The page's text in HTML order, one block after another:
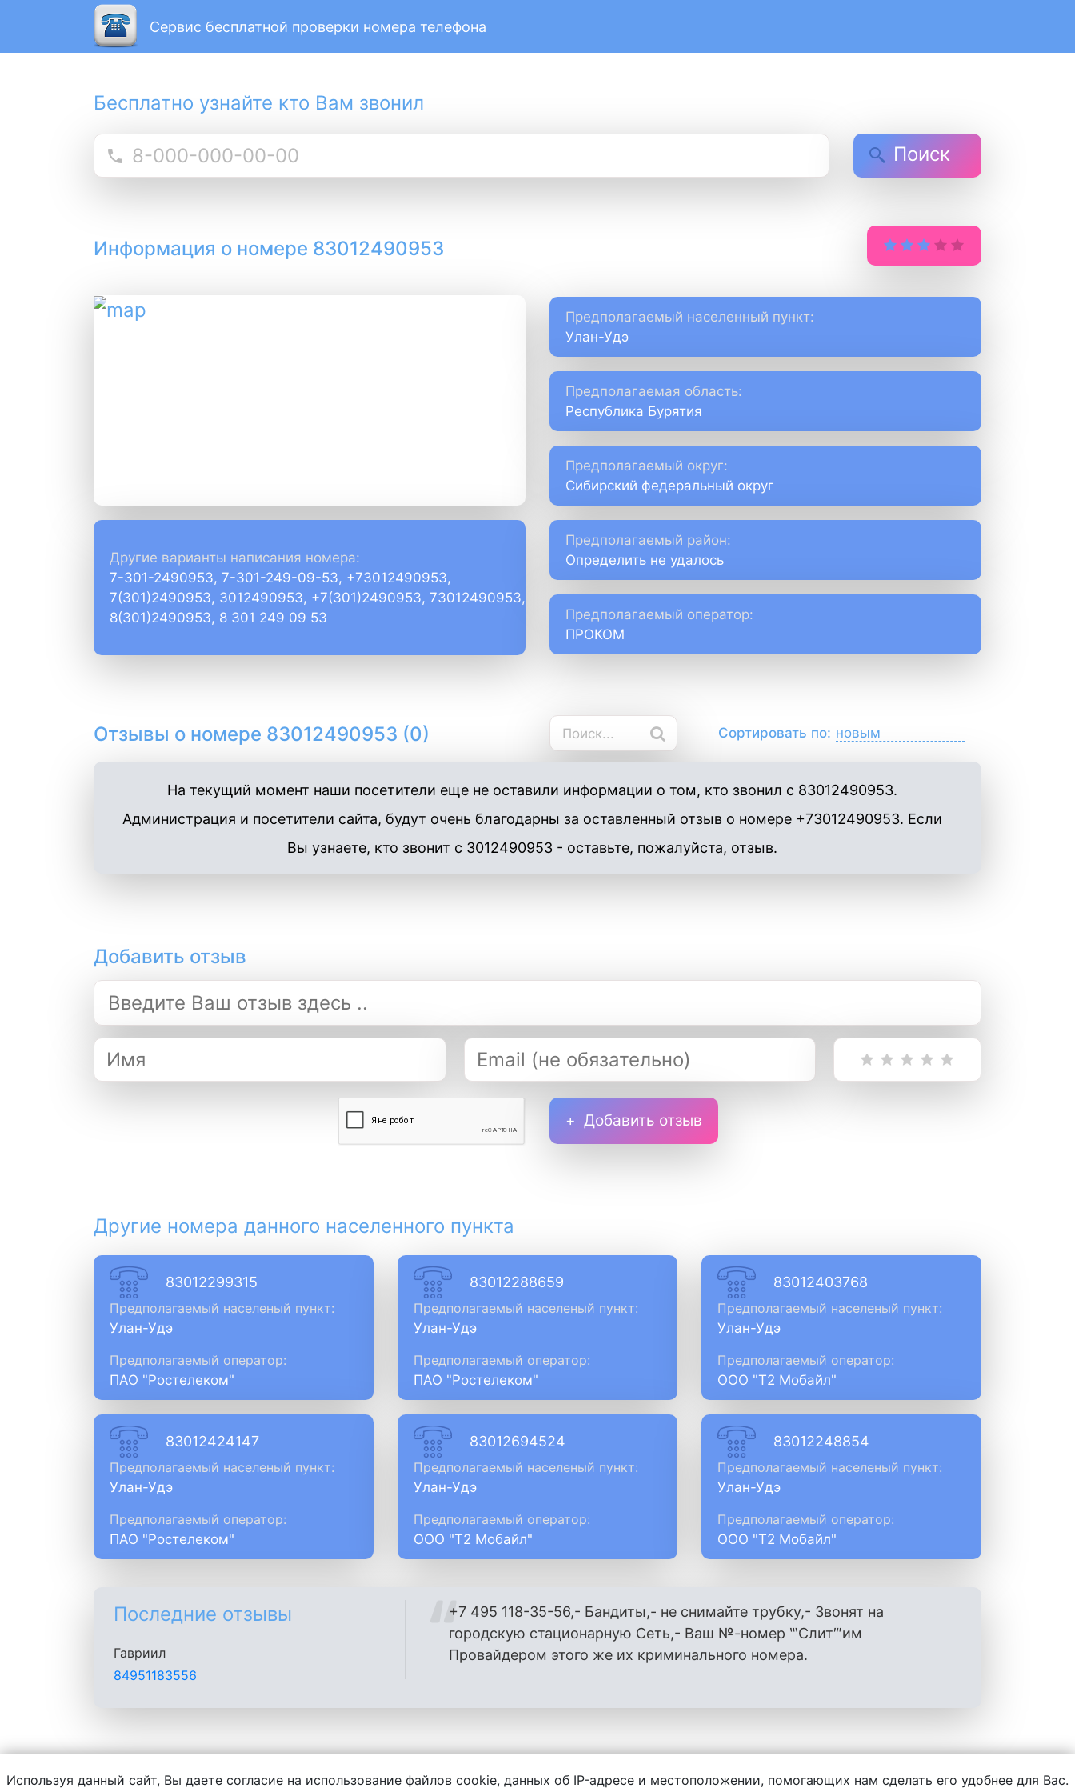
Сервис бесплатной проверки номера телефона
Бесплатно узнайте кто Вам звонил
Поиск
Информация о номере 83012490953
Предполагаемый населенный пункт:
Улан-Удэ
Предполагаемая область:
Республика Бурятия
Предполагаемый округ:
Сибирский федеральный округ
Другие варианты написания номера:
7-301-2490953, 7-301-249-09-53, +73012490953,
7(301)2490953, 3012490953, +7(301)2490953, 73012490953,
8(301)2490953, 8 301 249 09 53
Предполагаемый район:
Определить не удалось
Предполагаемый оператор:
ПРОКОМ
Отзывы о номере 83012490953 (0) Сортировать по:
На текущий момент наши посетители еще не оставили информации о том, кто звонил с 83012490953.
Администрация и посетители сайта, будут очень благодарны за оставленный отзыв о номере +73012490953. Если
Вы узнаете, кто звонит с 3012490953 - оставьте, пожалуйста, отзыв.
Добавить отзыв
Добавить отзыв
Другие номера данного населенного пункта
83012299315
Предполагаемый населеный пункт:
Улан-Удэ
Предполагаемый оператор:
ПАО "Ростелеком"
83012288659
Предполагаемый населеный пункт:
Улан-Удэ
Предполагаемый оператор:
ПАО "Ростелеком"
83012403768
Предполагаемый населеный пункт:
Улан-Удэ
Предполагаемый оператор:
ООО "Т2 Мобайл"
83012424147
Предполагаемый населеный пункт:
Улан-Удэ
Предполагаемый оператор:
ПАО "Ростелеком"
83012694524
Предполагаемый населеный пункт:
Улан-Удэ
Предполагаемый оператор:
ООО "Т2 Мобайл"
83012248854
Предполагаемый населеный пункт:
Улан-Удэ
Предполагаемый оператор:
ООО "Т2 Мобайл"
Последние отзывы
Гавриил
84951183556
+7 495 118-35-56,- Бандиты,- не снимайте трубку,- Звонят на
городскую стационарную Сеть,- Ваш №-номер ‷Слит‴им
Провайдером этого же их криминального номера.
Администрация сайта не несет ответственности за содержание комментариев, любой другой информации, написанной пользователями.
Используя данный сайт, Вы даете согласие на использование файлов cookie, данных об IP-адресе и местоположении, помогающих нам сделать его удобнее для Вас.